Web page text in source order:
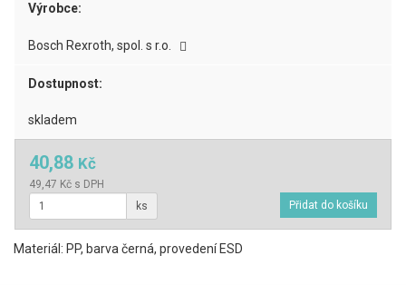
Výrobce:
Bosch Rexroth, spol. s r.o.
Dostupnost:
skladem
40,88 Kč
49,47 Kč s DPH
ks
Materiál: PP, barva černá, provedení ESD